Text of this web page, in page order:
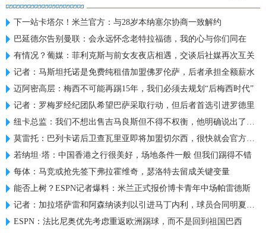
下一站卡塔尔！米兰官方：与28岁本纳塞尔协商一致解约
巴延德尔告别曼联：会永远怀念老特拉福德，我的心与你们同在
有情况？葡媒：菲利克斯与前女友夜店相遇，交谈后社媒再次互关
记者：马斯坦托诺是免费纯租借加盟佛罗伦萨，后者承担全额薪水
迈阿密高层：梅西不可能再踢15年，我们必须去规划“后梅西时代”
记者：罗梅罗经纪团队希望巴萨采取行动，但后者首选引进罗德里
纽卡总监：我们不想出售吉马良斯但不得不权衡，他明确说出了意愿
莫雷托：巴列卡诺后卫查瓦里亚即将加盟切尔西，很快就会官方宣布
若纳坦·塔：中国香港之行很美好，场地条件一般 但我们踢得不错
每体：马竞或抢先签下弗拉霍维奇，瑟洛特去留成关键变量
能否上树？ESPN记者爆料：米兰正式报价博卡青年中场帕雷德斯
记者：加拉塔萨雷和阿森纳谈判以引进马丁内利，球员合同明夏到期
ESPN：法比尼奥优先考虑重返欧洲踢球，而不是回到祖国巴西